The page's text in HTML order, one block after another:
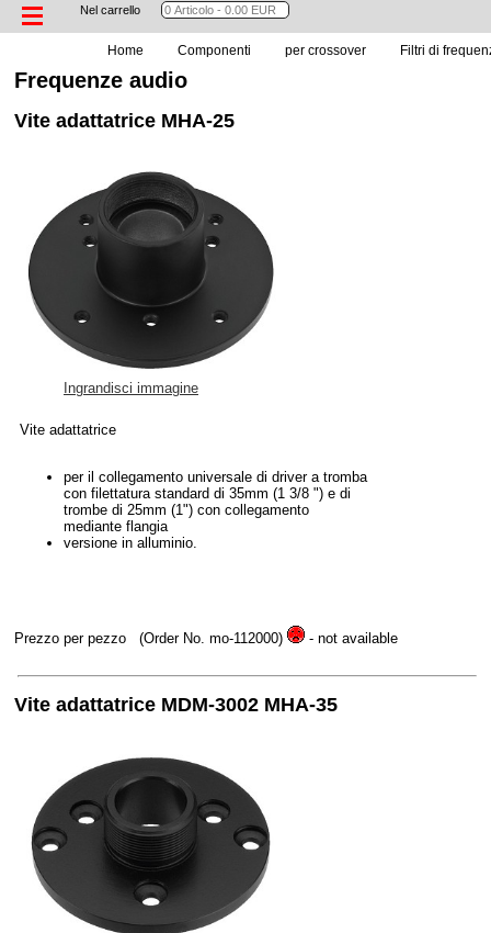
Nel carrello
Home Componenti per crossover Filtri di
Frequenze audio
Vite adattatrice MHA-25
Ingrandisci immagine
Vite adattatrice
per il collegamento universale di driver a tromba
con filettatura standard di 35mm (1 3/8 ") e di
trombe di 25mm (1") con collegamento
mediante flangia
versione in alluminio.
Prezzo per pezzo (Order No. mo-112000) - not available
Vite adattatrice MDM-3002 MHA-35